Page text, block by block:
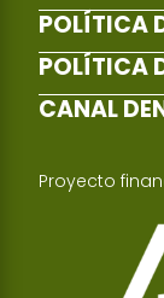
POLÍTICA
POLÍTICA
CANAL
Proyecto